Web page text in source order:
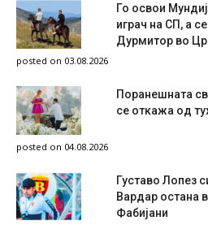
Го освои
играч на СП, а
Дурмитор во
posted on 03.08.2026
Поранешната
се откажа од
posted on 04.08.2026
Густаво Лопез
Вардар остана
Фабијани